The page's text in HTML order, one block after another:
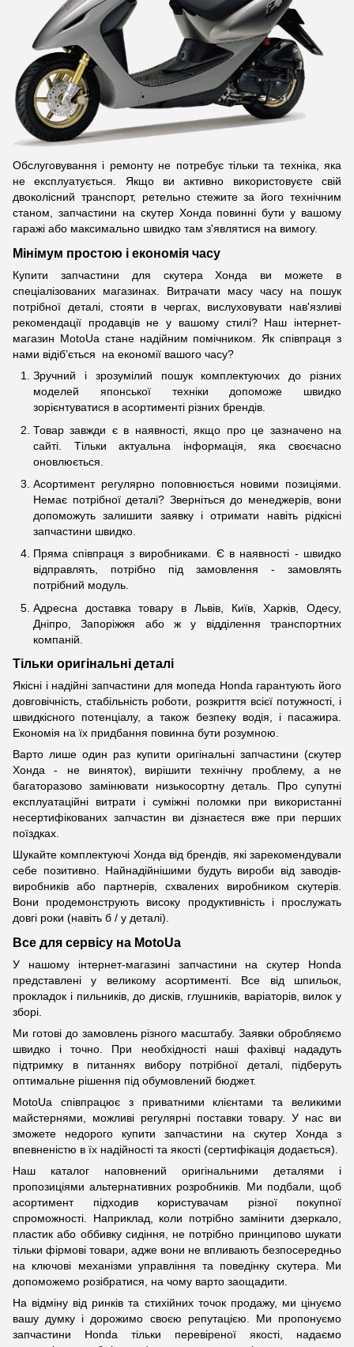
Обслуговування і ремонту не потребує тільки та техніка, яка
не експлуатується. Якщо ви активно використовуєте свій
двоколісний транспорт, ретельно стежите за його технічним
станом, запчастини на скутер Хонда повинні бути у вашому
гаражі або максимально швидко там з'являтися на вимогу.
Мінімум простою і економія часу
Купити запчастини для скутера Хонда ви можете в
спеціалізованих магазинах. Витрачати масу часу на пошук
потрібної деталі, стояти в чергах, вислуховувати нав'язливі
рекомендації продавців не у вашому стилі? Наш інтернет-
магазин MotoUa стане надійним помічником. Як співпраця з
нами відіб’ється на економії вашого часу?
Зручний і зрозумілий пошук комплектуючих до різних
моделей японської техніки допоможе швидко
зорієнтуватися в асортименті різних брендів.
Товар завжди є в наявності, якщо про це зазначено на
сайті. Тільки актуальна інформація, яка своєчасно
оновлюється.
Асортимент регулярно поповнюється новими позиціями.
Немає потрібної деталі? Зверніться до менеджерів, вони
допоможуть залишити заявку і отримати навіть рідкісні
запчастини швидко.
Пряма співпраця з виробниками. Є в наявності - швидко
відправлять, потрібно під замовлення - замовлять
потрібний модуль.
Адресна доставка товару в Львів, Київ, Харків, Одесу,
Дніпро, Запоріжжя або ж у відділення транспортних
компаній.
Тільки оригінальні деталі
Якісні і надійні запчастини для мопеда Honda гарантують його
довговічність, стабільність роботи, розкриття всієї потужності, і
швидкісного потенціалу, а також безпеку водія, і пасажира.
Економія на їх придбання повинна бути розумною.
Варто лише один раз купити оригінальні запчастини (скутер
Хонда - не виняток), вирішити технічну проблему, а не
багаторазово замінювати низькосортну деталь. Про супутні
експлуатаційні витрати і суміжні поломки при використанні
несертифікованих запчастин ви дізнаєтеся вже при перших
поїздках.
Шукайте комплектуючі Хонда від брендів, які зарекомендували
себе позитивно. Найнадійнішими будуть вироби від заводів-
виробників або партнерів, схвалених виробником скутерів.
Вони продемонструють високу продуктивність і прослужать
довгі роки (навіть б / у деталі).
Все для сервісу на MotoUa
У нашому інтернет-магазині запчастини на скутер Honda
представлені у великому асортименті. Все від шпильок,
прокладок і пильників, до дисків, глушників, варіаторів, вилок у
зборі.
Ми готові до замовлень різного масштабу. Заявки обробляємо
швидко і точно. При необхідності наші фахівці нададуть
підтримку в питаннях вибору потрібної деталі, підберуть
оптимальне рішення під обумовлений бюджет.
MotoUa співпрацює з приватними клієнтами та великими
майстернями, можливі регулярні поставки товару. У нас ви
зможете недорого купити запчастини на скутер Хонда з
впевненістю в їх надійності та якості (сертифікація додається).
Наш каталог наповнений оригінальними деталями і
пропозиціями альтернативних розробників. Ми подбали, щоб
асортимент підходив користувачам різної покупної
спроможності. Наприклад, коли потрібно замінити дзеркало,
пластик або оббивку сидіння, не потрібно принципово шукати
тільки фірмові товари, адже вони не впливають безпосередньо
на ключові механізми управління та поведінку скутера. Ми
допоможемо розібратися, на чому варто заощадити.
На відміну від ринків та стихійних точок продажу, ми цінуємо
вашу думку і дорожимо своєю репутацією. Ми пропонуємо
запчастини Honda тільки перевіреної якості, надаємо